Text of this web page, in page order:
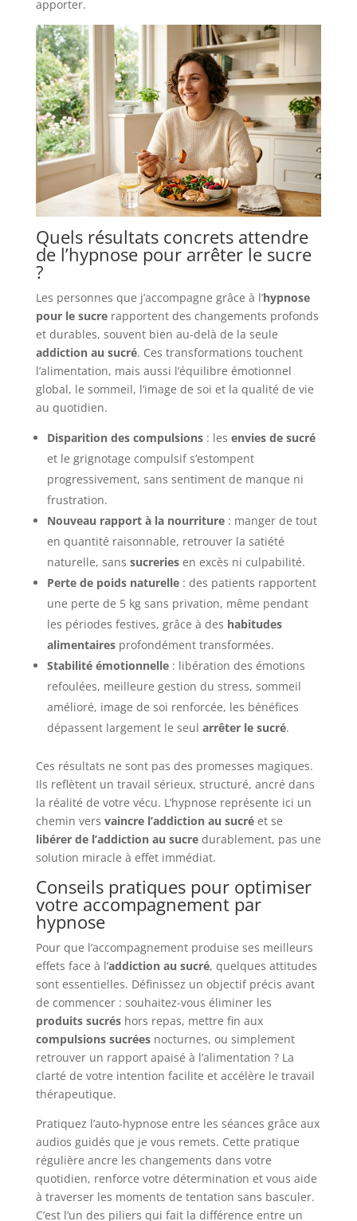
apporter.
Quels résultats concrets attendre
de l’hypnose pour arrêter le sucre
?
Les personnes que j’accompagne grâce à l’hypnose
pour le sucrerapportent des changements profonds
et durables, souvent bien au-delà de la seule
addiction au sucré. Ces transformations touchent
l’alimentation, mais aussi l’équilibre émotionnel
global, le sommeil, l’image de soi et la qualité de vie
au quotidien.
Disparition des compulsions: les envies de sucré
et le grignotage compulsif s’estompent
progressivement, sans sentiment de manque ni
frustration.
Nouveau rapport à la nourriture: manger de tout
en quantité raisonnable, retrouver la satiété
naturelle, sans sucreriesen excès ni culpabilité.
Perte de poids naturelle: des patients rapportent
une perte de 5 kg sans privation, même pendant
les périodes festives, grâce à des habitudes
alimentairesprofondément transformées.
Stabilité émotionnelle: libération des émotions
refoulées, meilleure gestion du stress, sommeil
amélioré, image de soi renforcée, les bénéfices
dépassent largement le seul arrêter le sucré.
Ces résultats ne sont pas des promesses magiques.
Ils reflètent un travail sérieux, structuré, ancré dans
la réalité de votre vécu. L’hypnose représente ici un
chemin vers vaincre l’addiction au sucréet se
libérer de l’addiction au sucredurablement, pas une
solution miracle à effet immédiat.
Conseils pratiques pour optimiser
votre accompagnement par
hypnose
Pour que l’accompagnement produise ses meilleurs
effets face à l’addiction au sucré, quelques attitudes
sont essentielles. Définissez un objectif précis avant
de commencer : souhaitez-vous éliminer les
produits sucréshors repas, mettre fin aux
compulsions sucréesnocturnes, ou simplement
retrouver un rapport apaisé à l’alimentation ? La
clarté de votre intention facilite et accélère le travail
thérapeutique.
Pratiquez l’auto-hypnose entre les séances grâce aux
audios guidés que je vous remets. Cette pratique
régulière ancre les changements dans votre
quotidien, renforce votre détermination et vous aide
à traverser les moments de tentation sans basculer.
C’est l’un des piliers qui fait la différence entre un